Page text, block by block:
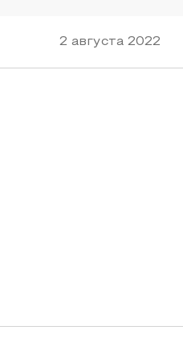
2 августа 2022